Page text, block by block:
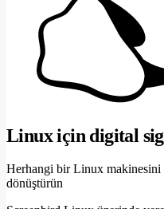
Linux için digital
Herhangi bir Linux makinesini
dönüştürün